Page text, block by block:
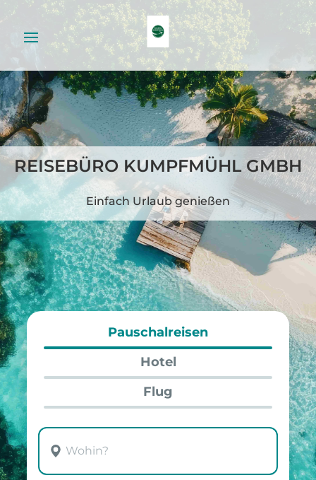
REISEBÜRO KUMPFMÜHL GMBH
Einfach Urlaub genießen
Pauschalreisen
Hotel
Flug